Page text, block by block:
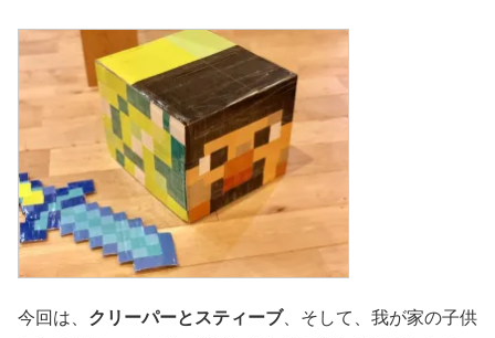
今回は、 クリーパーとスティーブ、そして、我が家の子供